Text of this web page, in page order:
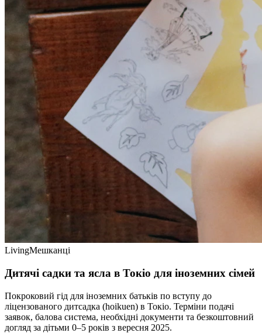
LivingМешканці
Дитячі садки та ясла в Токіо для іноземних сімей
Покроковий гід для іноземних батьків по вступу до
ліцензованого дитсадка (hoikuen) в Токіо. Терміни подачі
заявок, балова система, необхідні документи та безкоштовний
догляд за дітьми 0–5 років з вересня 2025.